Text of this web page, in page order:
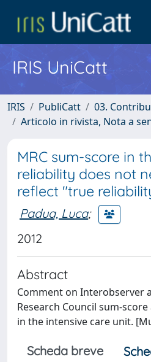
IRIS UniCatt
IRIS PubliCatt
03.
Articolo in rivista, Nota a
MRC sum-score in
reliability does not
reflect "true
Padua, Luca;
2012
Abstract
Comment on Interobserver
Research Council sum-
in the intensive care unit.
Scheda breve